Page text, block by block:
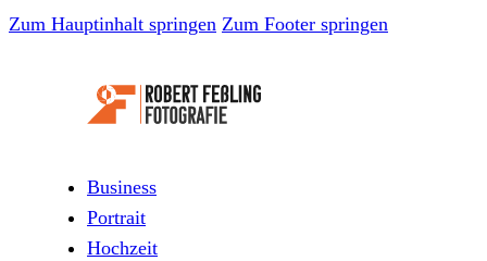
Zum Hauptinhalt springen Zum Footer springen
Business
Portrait
Hochzeit